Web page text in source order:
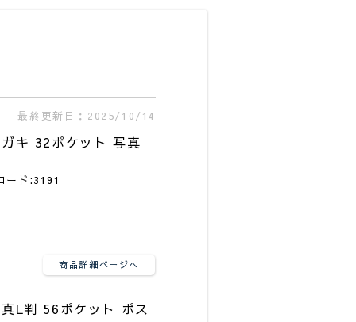
最終更新日：2025/10/14
キ 32ポケット 写真
ド:3191
商品詳細ページへ
L判 56ポケット ポス